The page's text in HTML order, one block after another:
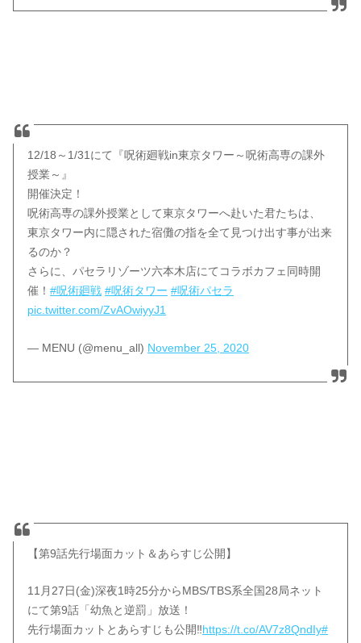
12/18～1/31にて『呪術廻戦in東京タワー～呪術高専の課外
授業～』
開催決定！
呪術高専の課外授業として東京タワーへ赴いた君たちは、
東京タワー内に隠された宿儺の指を全て見つけ出す事が出来
るのか？
さらに、パセラリゾーツ六本木店にてコラボカフェ同時開
催！#呪術廻戦 #呪術タワー #呪術パセラ
pic.twitter.com/ZvAOwiyyJ1
— MENU (@menu_all) November 25, 2020
【第9話先行場面カット＆あらすじ公開】
11月27日(金)深夜1時25分からMBS/TBS系全国28局ネット
にて第9話「幼魚と逆罰」放送！
先行場面カットとあらすじも公開‼https://t.co/AV7z8QndIy#